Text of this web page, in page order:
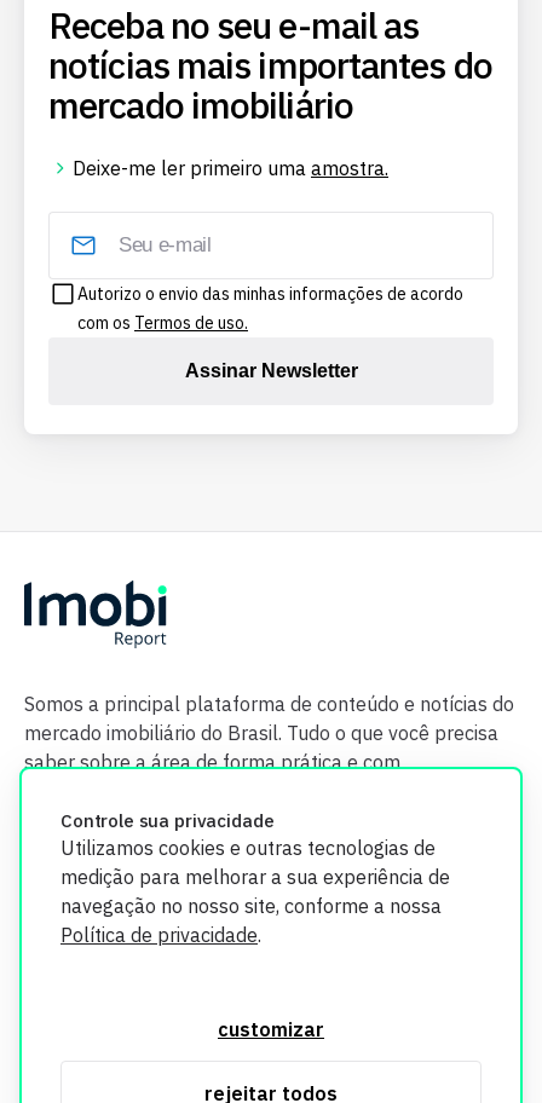
Controle sua privacidade
Utilizamos cookies e outras tecnologias de
medição para melhorar a sua experiência de
navegação no nosso site, conforme a nossa
Política de privacidade.
customizar
rejeitar todos
Receba no seu e-mail as
notícias mais importantes do
mercado imobiliário
Deixe-me ler primeiro uma amostra.
Autorizo o envio das minhas informações de acordo
com os Termos de uso.
Assinar Newsletter
Somos a principal plataforma de conteúdo e notícias do
mercado imobiliário do Brasil. Tudo o que você precisa
saber sobre a área de forma prática e com
segurança. Todos os dados coletados em nosso site são
utilizados exclusivamente para fins de aprimoramento de
informações, consulte nossa Política de Privacidade.